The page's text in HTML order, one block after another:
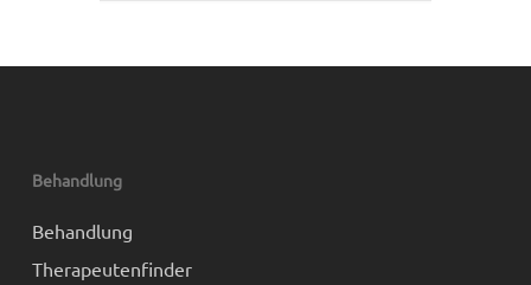
Behandlung
Behandlung
Therapeutenfinder